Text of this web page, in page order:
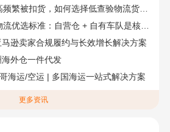
繁被扣货，如何选择低查验物流货代？
选标准：自营仓 + 自有车队是核心硬指标
逊卖家合规履约与长效增长解决方案
外仓一件代发
海运/空运 | 多国海运一站式解决方案
更多资讯